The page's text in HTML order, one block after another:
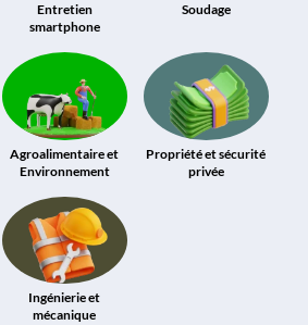
Entretien
smartphone
Soudage
Agroalimentaire et
Environnement
Propriété et sécurité
privée
Ingénierie et
mécanique